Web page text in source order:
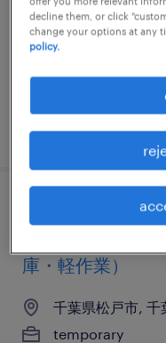
千葉県松戸市, 千
temporary
posted 6 february
コンピュータ・
庫・軽作業）
千葉県松戸市, 千
temporary
decline them, or click
change your options at any
policy.